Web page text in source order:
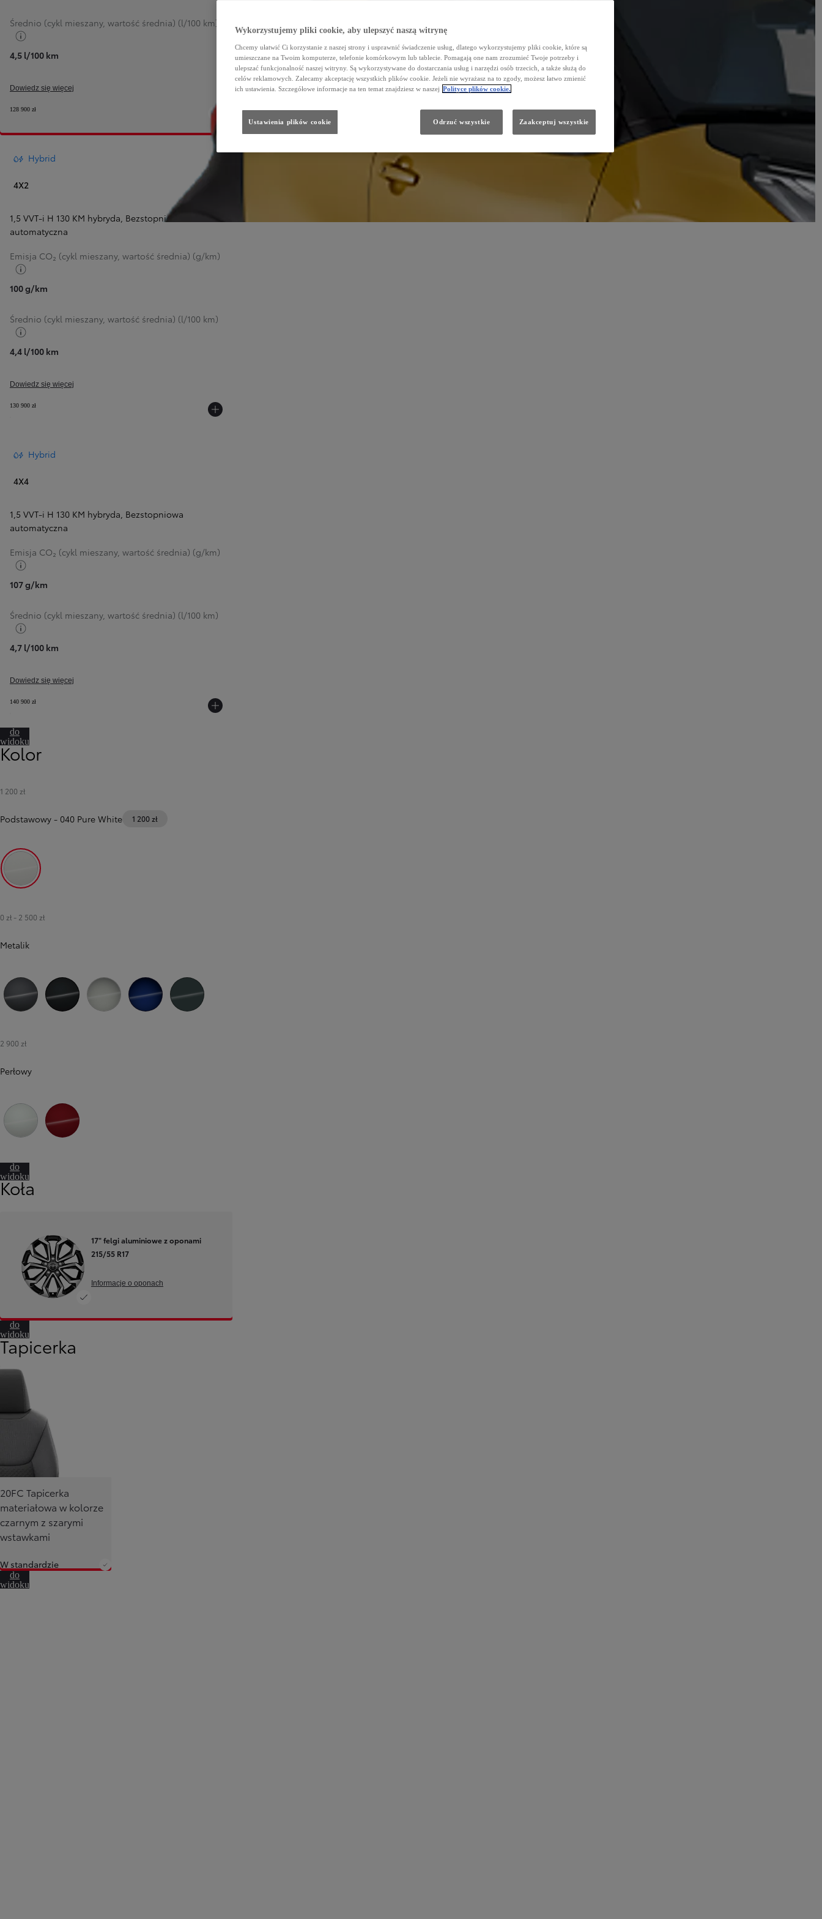
Od
Yaris Cross
Średnio (cykl mieszany, wartość średnia) (l/100 km)
4,5 l/100 km
Dowiedz się więcej
128 900 zł
Hybrid
4X2
1,5 VVT-i H 130 KM hybryda, Bezstopniowa
automatyczna
Emisja CO₂ (cykl mieszany, wartość średnia) (g/km)
100 g/km
Średnio (cykl mieszany, wartość średnia) (l/100 km)
4,4 l/100 km
Dowiedz się więcej
130 900 zł
Hybrid
4X4
1,5 VVT-i H 130 KM hybryda, Bezstopniowa
automatyczna
Emisja CO₂ (cykl mieszany, wartość średnia) (g/km)
107 g/km
Średnio (cykl mieszany, wartość średnia) (l/100 km)
4,7 l/100 km
Dowiedz się więcej
140 900 zł
do
widoku
360º
Kolor
1 200 zł
Podstawowy - 040 Pure White 1 200 zł
040 Pure White
0 zł - 2 500 zł
Metalik
2 900 zł
Perłowy
do
widoku
360º
Koła
17" felgi aluminiowe z oponami
215/55 R17
Informacje o oponach
Przejdź
do
widoku
360º
Tapicerka
20FC Tapicerka
materiałowa w kolorze
czarnym z szarymi
wstawkami
W standardzie
Przejdź
do
widoku
Wykorzystujemy pliki cookie, aby ulepszyć naszą witrynę
Chcemy ułatwić Ci korzystanie z naszej strony i usprawnić świadczenie usług, dlatego wykorzystujemy pliki cookie, które są
umieszczane na Twoim komputerze, telefonie komórkowym lub tablecie. Pomagają one nam zrozumieć Twoje potrzeby i
ulepszać funkcjonalność naszej witryny. Są wykorzystywane do dostarczania usług i narzędzi osób trzecich, a także służą do
celów reklamowych. Zalecamy akceptację wszystkich plików cookie. Jeżeli nie wyrażasz na to zgody, możesz łatwo zmienić
ich ustawienia. Szczegółowe informacje na ten temat znajdziesz w naszej Polityce plików cookie.
Odrzuć wszystkie Zaakceptuj wszystkie
Ustawienia plików cookie